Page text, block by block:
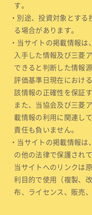
す。
・別途、投資対象とす
る場合があります。
・当サイトの掲載情報
入手した情報及び三菱
できると判断した情報
評価基準日現在におけ
該情報の正確性を保証
また、当協会及び三菱
載情報の利用に関連し
責任も負いません。
・当サイトの掲載情報
の他の法律で保護されて
当サイトへのリンクは
利目的で使用（複製、
布、ライセンス、販売